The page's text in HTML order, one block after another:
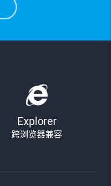
Explorer
跨浏览器兼容